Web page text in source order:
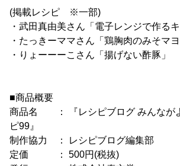
(掲載レシピ ※一部)
・武田真由美さん「電子レンジで作る
・たっきーママさん「鶏胸肉のみそマ
・りょーーーこさん「揚げない酢豚」
■商品概要
商品名 ： 『レシピブログ みんなが
ピ99』
制作協力 ： レシピブログ編集部
定価 ： 500円(税抜)